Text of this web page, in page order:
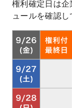
権利確定日は企
ュールを確認し